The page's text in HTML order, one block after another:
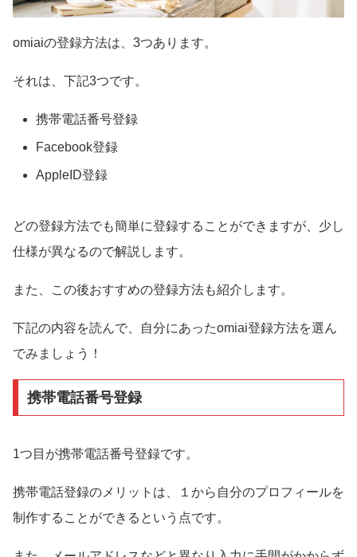
omiaiの登録方法は、3つあります。
それは、下記3つです。
携帯電話番号登録
Facebook登録
AppleID登録
どの登録方法でも簡単に登録することができますが、少し
仕様が異なるので解説します。
また、この後おすすめの登録方法も紹介します。
下記の内容を読んで、自分にあったomiai登録方法を選ん
でみましょう！
携帯電話番号登録
1つ目が携帯電話番号登録です。
携帯電話登録のメリットは、１から自分のプロフィールを
制作することができるという点です。